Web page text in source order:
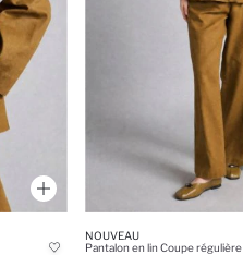
NOUVEAU
Pantalon en lin Coupe régulière